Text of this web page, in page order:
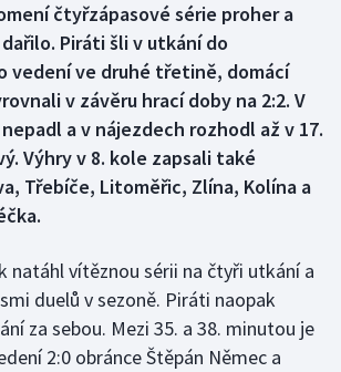
čtyřzápasové série proher a
Piráti šli v utkání do
vedení ve druhé třetině, domácí
v závěru hrací doby na 2:2. V
a v nájezdech rozhodl až v 17.
Výhry v 8. kole zapsali také
Třebíče, Litoměřic, Zlína, Kolína a
natáhl vítěznou sérii na čtyři utkání a
duelů v sezoně. Piráti naopak
za sebou. Mezi 35. a 38. minutou je
2:0 obránce Štěpán Němec a